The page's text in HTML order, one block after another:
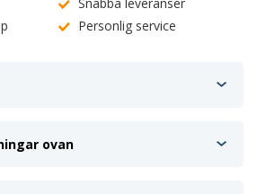
Personlig service
ovan